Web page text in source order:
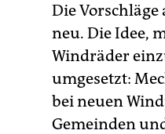
Die
neu. Die Idee,
Windräder
umgesetzt:
bei neuen
Gemeinden